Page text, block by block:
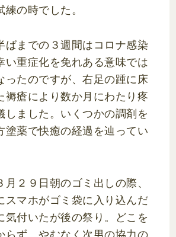
の時でした。
ばまでの３週間はコロナ感染
い重症化を免れある意味では
ったのですが、右足の踵に床
褥瘡により数か月にわたり疼
しました。いくつかの調剤を
塗薬で快癒の経過を辿ってい
月２９日朝のゴミ出しの際、
スマホがゴミ袋に入り込んだ
気付いたが後の祭り。どこを